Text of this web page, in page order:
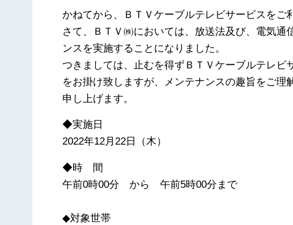
かねてから、ＢＴＶケーブルテレビサービスをご
さて、ＢＴＶ㈱においては、放送法及び、電気
ンスを実施することになりました。
つきましては、止むを得ずＢＴＶケーブルテレ
をお掛け致しますが、メンテナンスの趣旨をご
申し上げます。
◆実施日
2022年12月22日（木）
◆時 間
午前0時00分 から 午前5時00分まで
◆対象世帯